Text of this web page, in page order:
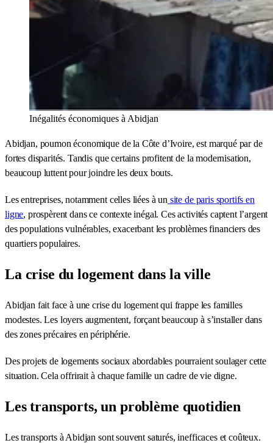
Inégalités économiques à Abidjan
Abidjan, poumon économique de la Côte d’Ivoire, est marqué par de
fortes disparités. Tandis que certains profitent de la modernisation,
beaucoup luttent pour joindre les deux bouts.
Les entreprises, notamment celles liées à un site de paris sportifs en
ligne, prospèrent dans ce contexte inégal. Ces activités captent l’argent
des populations vulnérables, exacerbant les problèmes financiers des
quartiers populaires.
La crise du logement dans la ville
Abidjan fait face à une crise du logement qui frappe les familles
modestes. Les loyers augmentent, forçant beaucoup à s’installer dans
des zones précaires en périphérie.
Des projets de logements sociaux abordables pourraient soulager cette
situation. Cela offrirait à chaque famille un cadre de vie digne.
Les transports, un problème quotidien
Les transports à Abidjan sont souvent saturés, inefficaces et coûteux.